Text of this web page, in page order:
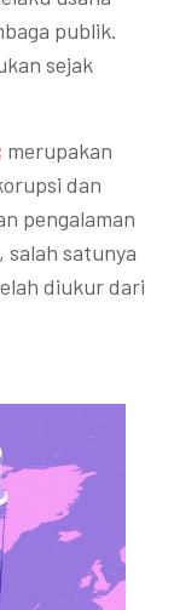
publik.
sejak
merupakan
dan
pengalaman
salah satunya
diukur dari